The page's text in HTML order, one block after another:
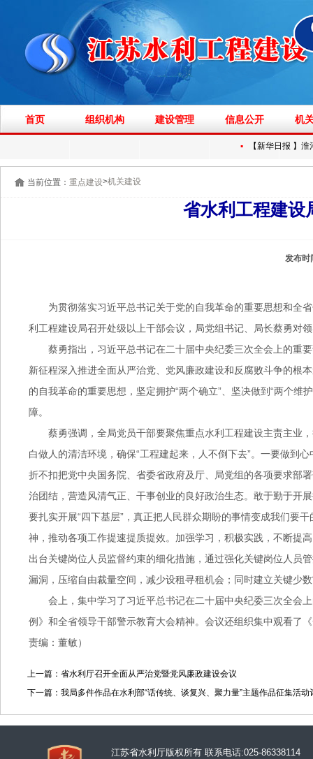
首页 组织机构 建设管理 信息公开 机
【新华日报 】淮
当前位置： 重点建设>机关建设
省水利工程建设
发布时
为贯彻落实习近平总书记关于党的自我革命的重要思想和全
利工程建设局召开处级以上干部会议，局党组书记、局长蔡勇对
蔡勇指出，习近平总书记在二十届中央纪委三次全会上的重
新征程深入推进全面从严治党、党风廉政建设和反腐败斗争的根
的自我革命的重要思想，坚定拥护“两个确立”、坚决做到“两个
障。
蔡勇强调，全局党员干部要聚焦重点水利工程建设主责主业
白做人的清洁环境，确保“工程建起来，人不倒下去”。一要做到
折不扣把党中央国务院、省委省政府及厅、局党组的各项要求部
治团结，营造风清气正、干事创业的良好政治生态。敢于勤于开
要扎实开展“四下基层”，真正把人民群众期盼的事情变成我们要
神，推动各项工作提速提质提效。加强学习，积极实践，不断提
出台关键岗位人员监督约束的细化措施，通过强化关键岗位人员
漏洞，压缩自由裁量空间，减少设租寻租机会；同时建立关键少
会上，集中学习了习近平总书记在二十届中央纪委三次全会
例》和全省领导干部警示教育大会精神。会议还组织集中观看
责编：董敏）
上一篇：省水利厅召开全面从严治党暨党风廉政建设会议
下一篇：我局多件作品在水利部“话传统、谈复兴、聚力量”主题作品征集活动
江苏省水利厅版权所有 联系电话:025-86338114